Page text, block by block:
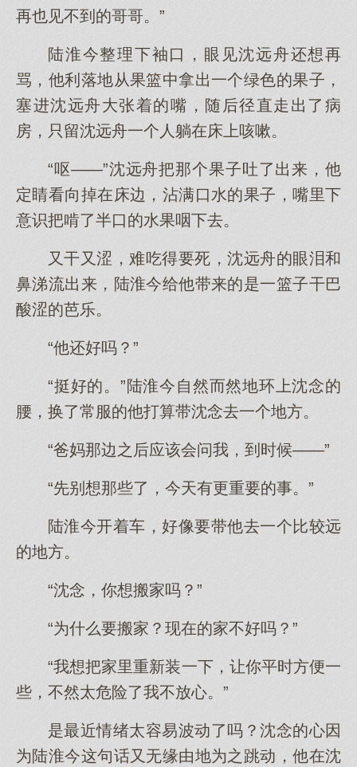
再也见不到的哥哥。”
陆淮今整理下袖口，眼见沈远舟还想再
骂，他利落地从果篮中拿出一个绿色的果子，
塞进沈远舟大张着的嘴，随后径直走出了病
房，只留沈远舟一个人躺在床上咳嗽。
“呕——”沈远舟把那个果子吐了出来，他
定睛看向掉在床边，沾满口水的果子，嘴里下
意识把啃了半口的水果咽下去。
又干又涩，难吃得要死，沈远舟的眼泪和
鼻涕流出来，陆淮今给他带来的是一篮子干巴
酸涩的芭乐。
“他还好吗？”
“挺好的。”陆淮今自然而然地环上沈念的
腰，换了常服的他打算带沈念去一个地方。
“爸妈那边之后应该会问我，到时候——”
“先别想那些了，今天有更重要的事。”
陆淮今开着车，好像要带他去一个比较远
的地方。
“沈念，你想搬家吗？”
“为什么要搬家？现在的家不好吗？”
“我想把家里重新装一下，让你平时方便一
些，不然太危险了我不放心。”
是最近情绪太容易波动了吗？沈念的心因
为陆淮今这句话又无缘由地为之跳动，他在沈